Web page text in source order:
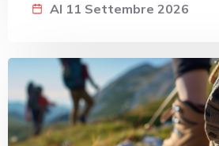
Al 11 Settembre 2026